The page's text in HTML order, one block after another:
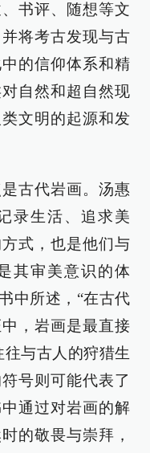
书评、随想等文
将考古发现与古
的信仰体系和精
自然和超自然现
文明的起源和发
古代岩画。汤惠
录生活、追求美
式，也是他们与
其审美意识的体
中所述，“在古代
，岩画是最直接
与古人的狩猎生
号则可能代表了
通过对岩画的解
的敬畏与崇拜，